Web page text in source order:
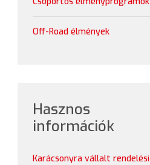
Off-Road élmények
Hasznos
információk
Karácsonyra vállalt rendelési